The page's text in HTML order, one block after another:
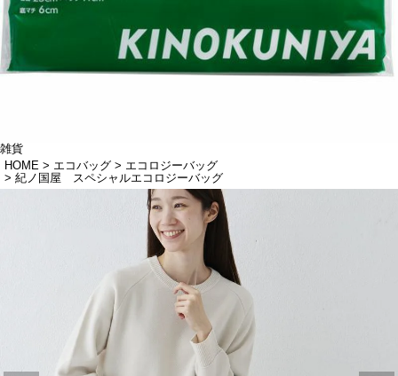
雑貨
HOME
エコバッグ
エコロジーバッグ
紀ノ国屋 スペシャルエコロジーバッグ